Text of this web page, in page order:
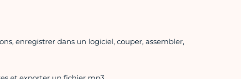
enregistrer dans un logiciel, couper, assembler,